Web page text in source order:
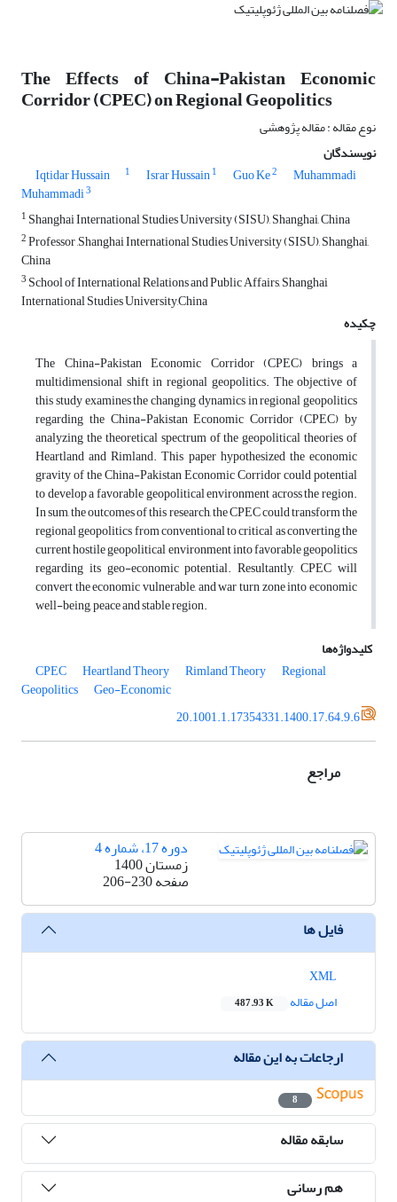
The Effects of China-Pakistan Economic
Corridor (CPEC) on Regional Geopolitics
نوع مقاله : مقاله پژوهشی
نویسندگان
Iqtidar Hussain
1 Israr Hussain1 Guo Ke2 Muhammadi
Muhammadi3
1 Shanghai International Studies University (SISU), Shanghai, China
2Professor ,Shanghai International Studies University (SISU), Shanghai,
China
3 School of International Relations and Public Affairs, Shanghai
International Studies University,China
چکیده
The China-Pakistan Economic Corridor (CPEC) brings a
multidimensional shift in regional geopolitics. The objective of
this study examines the changing dynamics in regional geopolitics
regarding the China-Pakistan Economic Corridor (CPEC) by
analyzing the theoretical spectrum of the geopolitical theories of
Heartland and Rimland. This paper hypothesized the economic
gravity of the China-Pakistan Economic Corridor could potential
to develop a favorable geopolitical environment across the region.
In sum, the outcomes of this research, the CPEC could transform the
regional geopolitics from conventional to critical as converting the
current hostile geopolitical environment into favorable geopolitics
regarding its geo-economic potential. Resultantly, CPEC will
convert the economic vulnerable, and war turn zone into economic
well-being, peace and stable region.
کلیدواژه‌ها
CPEC
Heartland Theory Rimland Theory Regional
Geopolitics
Geo-Economic
20.1001.1.17354331.1400.17.64.9.6
مراجع
دوره 17، شماره 4
زمستان 1400
صفحه206-230
فایل ها
اصل مقاله
487.93 K
ارجاعات به این مقاله
8
سابقه مقاله
هم رسانی